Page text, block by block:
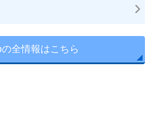
全情報はこちら